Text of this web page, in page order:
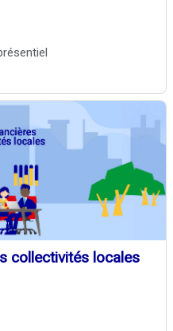
collectivités locales